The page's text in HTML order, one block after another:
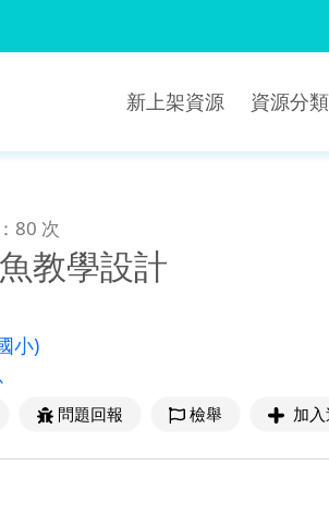
新上架資源 資源分類
80 次
教學設計
小)
問題回報 檢舉 加